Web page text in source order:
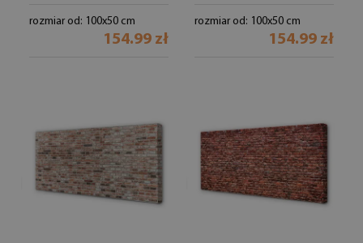
rozmiar od: 100x50 cm
154.99 zł
rozmiar od: 100x50 cm
154.99 zł